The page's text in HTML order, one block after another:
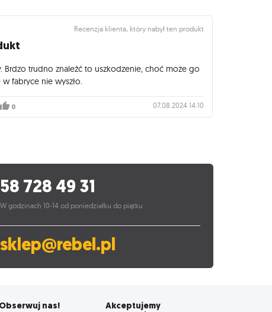
Recenzja klienta, który nabył ten produkt
Brdzo trudno znaleźć to uszkodzenie, choć może go
fabryce nie wyszło.
0 07.08.2024 14:10
58 728 49 31
W godzinach 10-14 od poniedziałku do piątku
sklep@rebel.pl
Obserwuj nas!
Akceptujemy